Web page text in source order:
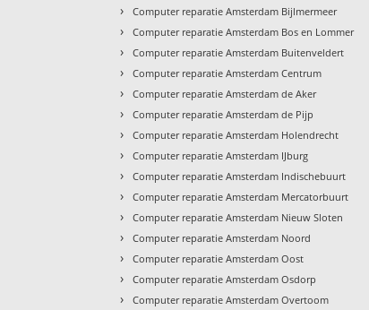
› Computer reparatie Amsterdam Bijlmermeer
› Computer reparatie Amsterdam Bos en Lommer
› Computer reparatie Amsterdam Buitenveldert
› Computer reparatie Amsterdam Centrum
› Computer reparatie Amsterdam de Aker
› Computer reparatie Amsterdam de Pijp
› Computer reparatie Amsterdam Holendrecht
› Computer reparatie Amsterdam IJburg
› Computer reparatie Amsterdam Indischebuurt
› Computer reparatie Amsterdam Mercatorbuurt
› Computer reparatie Amsterdam Nieuw Sloten
› Computer reparatie Amsterdam Noord
› Computer reparatie Amsterdam Oost
› Computer reparatie Amsterdam Osdorp
› Computer reparatie Amsterdam Overtoom